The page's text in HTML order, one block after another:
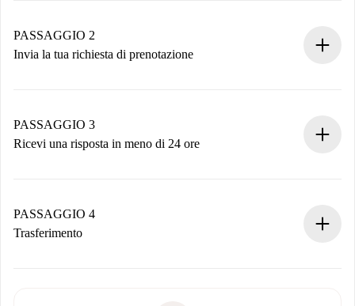
Hai tutte le informazioni necessarie in anticipo.
PASSAGGIO 2
Invia la tua richiesta di prenotazione
non accetta.
PASSAGGIO 3
Ricevi una risposta in meno di 24 ore
contatto con il proprietario.
Se rifiutata: non ti addebiteremo nulla e ti proporremo
PASSAGGIO 4
Trasferimento